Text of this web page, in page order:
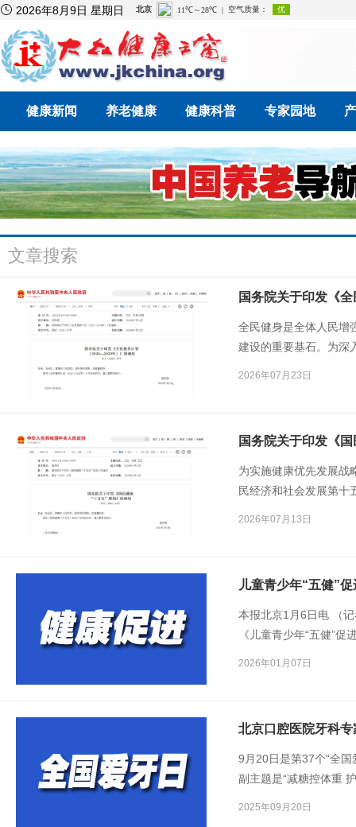
 2026年8月9日 星期日
健康新闻 养老健康 健康科普 专家园地
文章搜索
国务院关于印发《
全民健身是全体人民增
建设的重要基石。为深
2026年07月23日
国务院关于印发《
为实施健康优先发展战
民经济和社会发展第十
2026年07月13日
儿童青少年“五健”
本报北京1月6日电 （
《儿童青少年“五健”
2026年01月07日
9月20日是第37个“全国
副主题是“减糖控体重
2025年09月20日